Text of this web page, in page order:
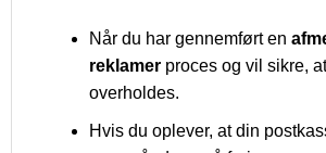
Når du har gennemført en
reklamerproces og vil sikre,
overholdes.
Hvis du oplever, at din